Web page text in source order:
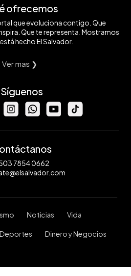
ofrecemos
que evoluciona contigo. Que
Que te representa. Mostramos
hecho El Salvador.
Ver mas ❯
Síguenos
7854 0662
Noticias Vida
Deportes Dinero y Negocios